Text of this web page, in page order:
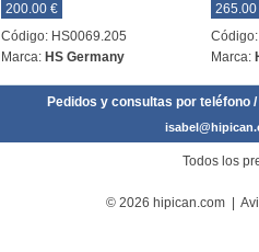
200.00 €
Código: HS0069.205
Marca: HS Germany
265.00
Marca:
Pedidos y consultas por teléfono
Todos los
© 2026 hipican.com |